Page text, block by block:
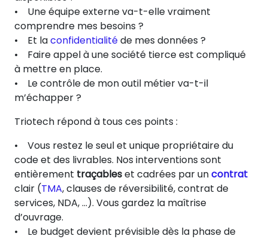
• Une équipe externe va-t-elle vraiment
comprendre mes besoins ?
• Et laconfidentialitéde mes données ?
• Faire appel à une société tierce est compliqué
à mettre en place.
• Le contrôle de mon outil métier va-t-il
m’échapper ?
Triotech répond à tous ces points :
• Vous restez le seul et unique propriétaire du
code et des livrables. Nos interventions sont
entièrement traçableset cadrées par uncontrat
clair (TMA, clauses de réversibilité, contrat de
services, NDA, …). Vous gardez la maîtrise
d’ouvrage.
• Le budget devient prévisible dès la phase de